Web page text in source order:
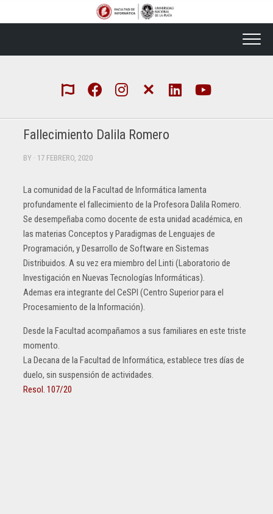
Fallecimiento Dalila Romero
BY · 17 FEBRERO, 2020
La comunidad de la Facultad de Informática lamenta
profundamente el fallecimiento de la Profesora Dalila Romero.
Se desempeñaba como docente de esta unidad académica, en
las materias Conceptos y Paradigmas de Lenguajes de
Programación, y Desarrollo de Software en Sistemas
Distribuidos. A su vez era miembro del Linti (Laboratorio de
Investigación en Nuevas Tecnologías Informáticas).
Ademas era integrante del CeSPI (Centro Superior para el
Procesamiento de la Información).
Desde la Facultad acompañamos a sus familiares en este triste
momento.
La Decana de la Facultad de Informática, establece tres días de
duelo, sin suspensión de actividades.
Resol. 107/20